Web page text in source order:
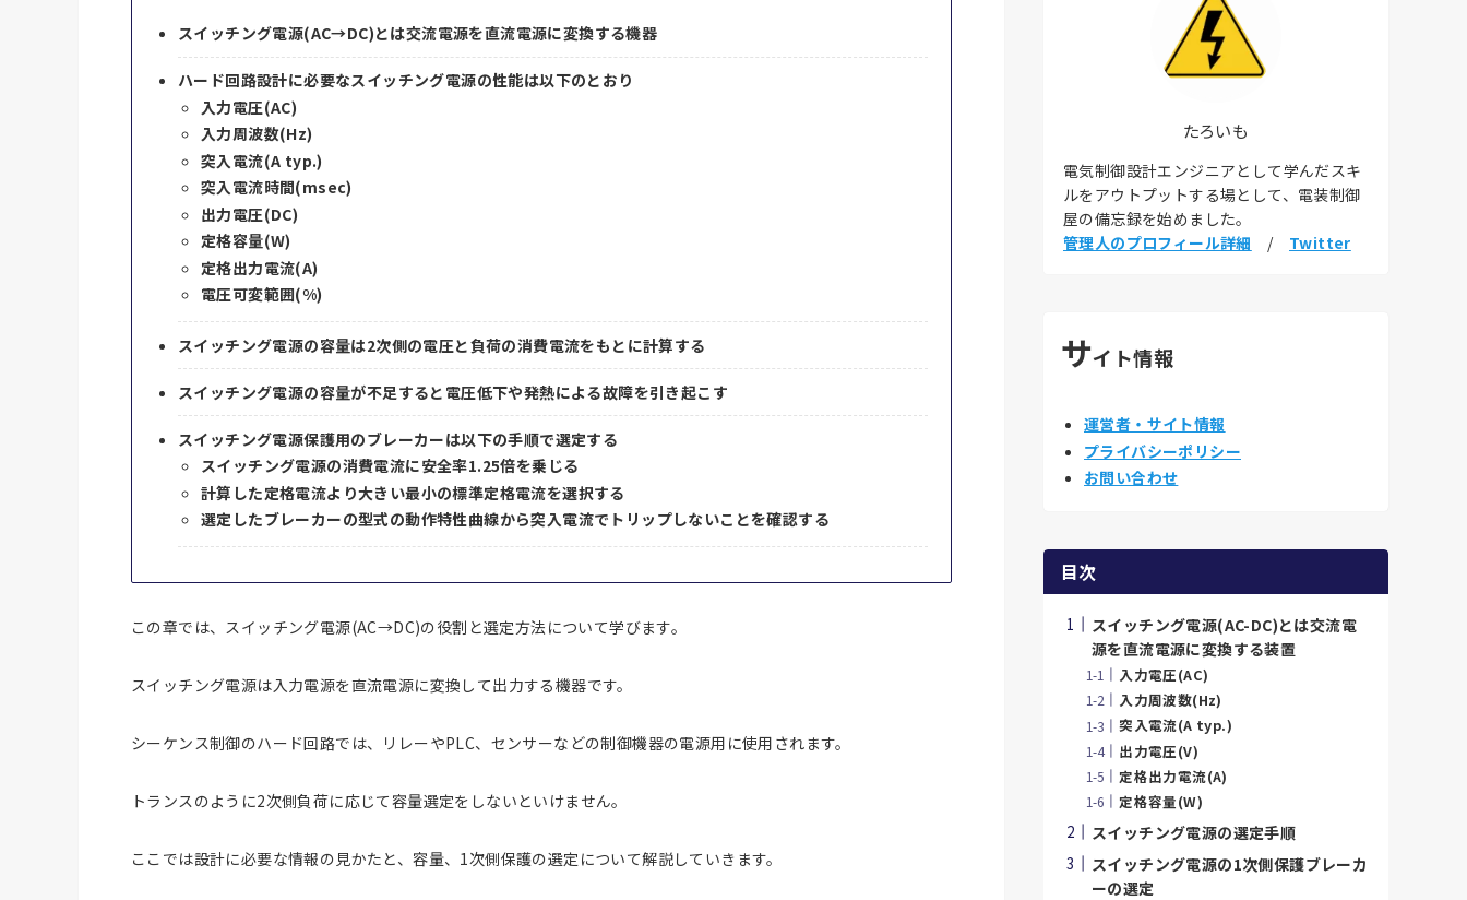
スイッチング電源(AC→DC)とは交流電源を直流電源に変換する機器
ハード回路設計に必要なスイッチング電源の性能は以下のとおり
入力電圧(AC)
入力周波数(Hz)
突入電流(A typ.)
突入電流時間(msec)
出力電圧(DC)
定格容量(W)
定格出力電流(A)
電圧可変範囲(%)
スイッチング電源の容量は2次側の電圧と負荷の消費電流をもとに計算する
スイッチング電源の容量が不足すると電圧低下や発熱による故障を引き起こす
スイッチング電源保護用のブレーカーは以下の手順で選定する
スイッチング電源の消費電流に安全率1.25倍を乗じる
計算した定格電流より大きい最小の標準定格電流を選択する
選定したブレーカーの型式の動作特性曲線から突入電流でトリップしないことを確認する
この章では、スイッチング電源(AC→DC)の役割と選定方法について学びます。
スイッチング電源は入力電源を直流電源に変換して出力する機器です。
シーケンス制御のハード回路では、リレーやPLC、センサーなどの制御機器の電源用に使用されます。
トランスのように2次側負荷に応じて容量選定をしないといけません。
ここでは設計に必要な情報の見かたと、容量、1次側保護の選定について解説していきます。
たろいも
電気制御設計エンジニアとして学んだスキ
ルをアウトプットする場として、電装制御
屋の備忘録を始めました。
管理人のプロフィール詳細 / Twitter
サイト情報
運営者・サイト情報
プライバシーポリシー
お問い合わせ
目次
スイッチング電源(AC-DC)とは交流電
源を直流電源に変換する装置
入力電圧(AC)
入力周波数(Hz)
突入電流(A typ.)
出力電圧(V)
定格出力電流(A)
定格容量(W)
スイッチング電源の選定手順
スイッチング電源の1次側保護ブレーカ
ーの選定